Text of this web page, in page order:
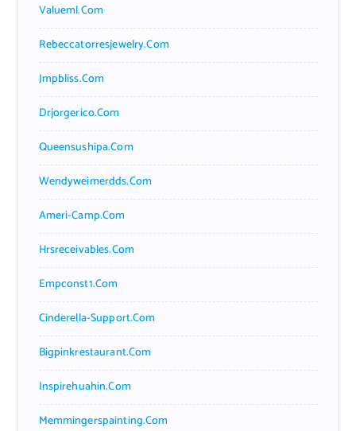
Valueml.com
Rebeccatorresjewelry.com
Jmpbliss.com
Drjorgerico.com
Queensushipa.com
Wendyweimerdds.com
Ameri-Camp.com
Hrsreceivables.com
Empconst1.com
Cinderella-Support.com
Bigpinkrestaurant.com
Inspirehuahin.com
Memmingerspainting.com